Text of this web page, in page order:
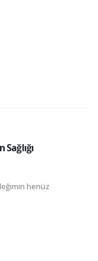
henüz